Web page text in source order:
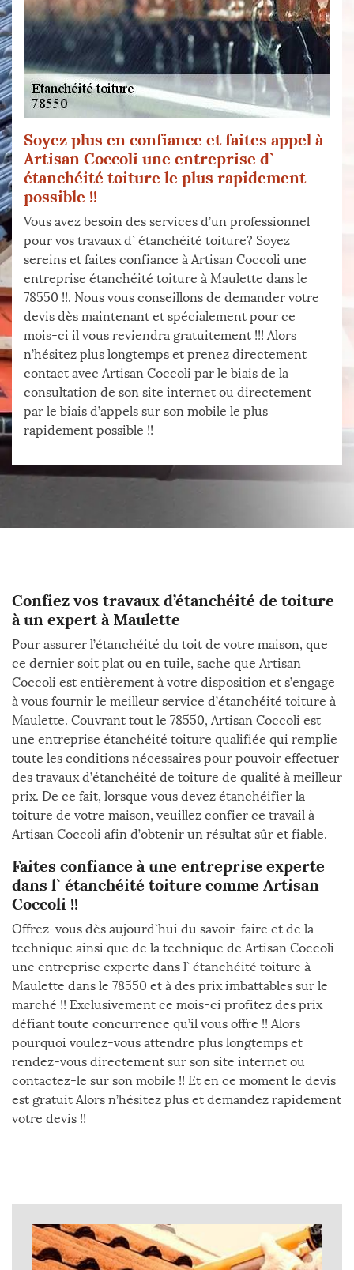
Soyez plus en confiance et faites appel à
Artisan Coccoli une entreprise d`
étanchéité toiture le plus rapidement
possible !!
Vous avez besoin des services d’un professionnel
pour vos travaux d` étanchéité toiture? Soyez
sereins et faites confiance à Artisan Coccoli une
entreprise étanchéité toiture à Maulette dans le
78550 !!. Nous vous conseillons de demander votre
devis dès maintenant et spécialement pour ce
mois-ci il vous reviendra gratuitement !!! Alors
n’hésitez plus longtemps et prenez directement
contact avec Artisan Coccoli par le biais de la
consultation de son site internet ou directement
par le biais d’appels sur son mobile le plus
rapidement possible !!
Confiez vos travaux d’étanchéité de toiture
à un expert à Maulette
Pour assurer l’étanchéité du toit de votre maison, que
ce dernier soit plat ou en tuile, sache que Artisan
Coccoli est entièrement à votre disposition et s’engage
à vous fournir le meilleur service d’étanchéité toiture à
Maulette. Couvrant tout le 78550, Artisan Coccoli est
une entreprise étanchéité toiture qualifiée qui remplie
toute les conditions nécessaires pour pouvoir effectuer
des travaux d’étanchéité de toiture de qualité à meilleur
prix. De ce fait, lorsque vous devez étanchéifier la
toiture de votre maison, veuillez confier ce travail à
Artisan Coccoli afin d’obtenir un résultat sûr et fiable.
Faites confiance à une entreprise experte
dans l` étanchéité toiture comme Artisan
Coccoli !!
Offrez-vous dès aujourd`hui du savoir-faire et de la
technique ainsi que de la technique de Artisan Coccoli
une entreprise experte dans l` étanchéité toiture à
Maulette dans le 78550 et à des prix imbattables sur le
marché !! Exclusivement ce mois-ci profitez des prix
défiant toute concurrence qu’il vous offre !! Alors
pourquoi voulez-vous attendre plus longtemps et
rendez-vous directement sur son site internet ou
contactez-le sur son mobile !! Et en ce moment le devis
est gratuit Alors n’hésitez plus et demandez rapidement
votre devis !!